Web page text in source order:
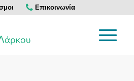
Επικοινωνία